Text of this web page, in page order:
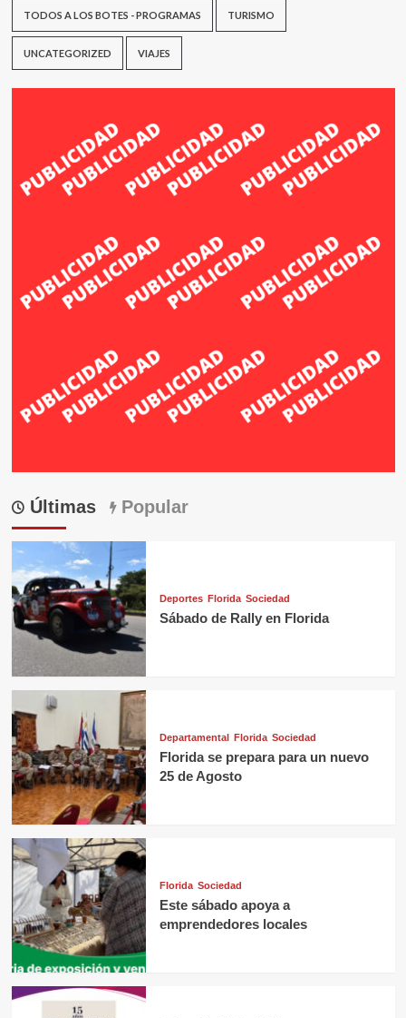
TODOS A LOS BOTES - PROGRAMAS TURISMO
UNCATEGORIZED VIAJES
Últimas Popular
Deportes Florida Sociedad
Sábado de Rally en Florida
Departamental Florida Sociedad
Florida se prepara para un nuevo
25 de Agosto
Florida Sociedad
Este sábado apoya a
emprendedores locales